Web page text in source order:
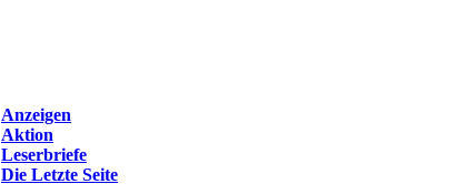
Anzeigen
Aktion
Leserbriefe
Die Letzte Seite